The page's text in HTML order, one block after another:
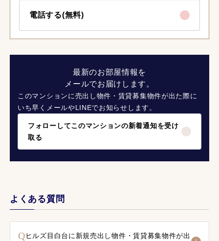
電話する(無料)
最新のお部屋情報を
メールでお届けします。
このマンションに売出し物件・賃貸募集物件が出た際に
いち早くメールやLINEでお知らせします。
フォローしてこのマンションの新着通知を受け
取る
よくある質問
Qヒルズ目白台に新規売出し物件・賃貸募集物件が出